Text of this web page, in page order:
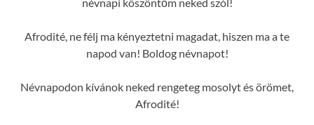
Afrodité, ne félj ma kényeztetni magadat, hiszen ma a te
napod van! Boldog névnapot!
Névnapodon kívánok neked rengeteg mosolyt és örömet,
Afrodité!